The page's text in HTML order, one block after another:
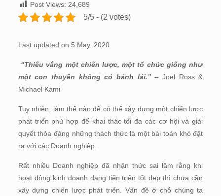
Post Views: 24,689
5/5 - (2 votes)
Last updated on 5 May, 2020
“Thiếu vắng một chiến lược, một tổ chức giống như
một con thuyền không có bánh lái.”– Joel Ross &
Michael Kami
Tuy nhiên, làm thế nào để có thể xây dựng một chiến lược
phát triển phù hợp để khai thác tối đa các cơ hội và giải
quyết thỏa đáng những thách thức là một bài toán khó đặt
ra với các Doanh nghiệp.
Rất nhiều Doanh nghiệp đã nhận thức sai lầm rằng khi
hoạt động kinh doanh đang tiến triển tốt đẹp thì chưa cần
xây dựng chiến lược phát triển. Vấn đề ở chỗ chúng ta